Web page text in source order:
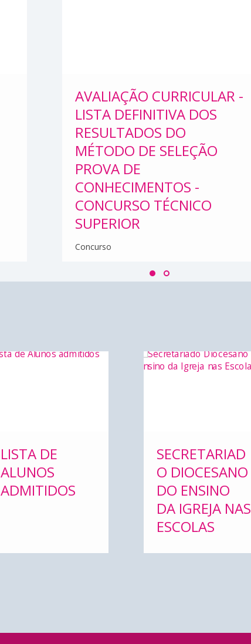
AVALIAÇÃO CURRICULAR -
LISTA DEFINITIVA DOS
RESULTADOS DO
MÉTODO DE SELEÇÃO
PROVA DE
CONHECIMENTOS -
CONCURSO TÉCNICO
SUPERIOR
Concurso
LISTA DE
ALUNOS
ADMITIDOS
SECRETARIAD
O DIOCESANO
DO ENSINO
DA IGREJA NAS
ESCOLAS